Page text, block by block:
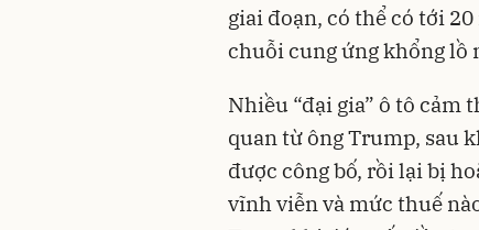
giai đoạn, có thể có tới
chuỗi cung ứng khổng lồ
Nhiều “đại gia” ô tô
quan từ ông Trump, sau
được công bố, rồi lại bị
vĩnh viễn và mức thuế